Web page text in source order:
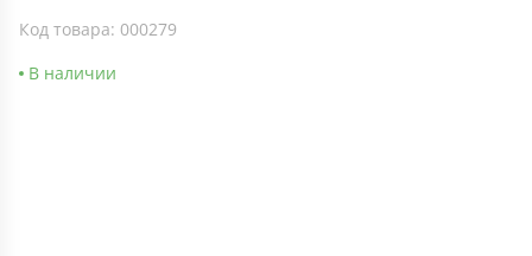
Код товара: 000279
В наличии